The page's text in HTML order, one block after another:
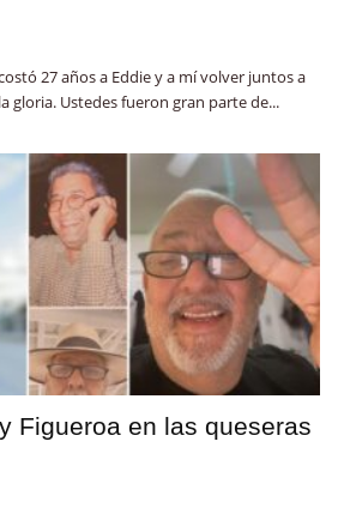
costó 27 años a Eddie y a mí volver juntos a
gloria. Ustedes fueron gran parte de...
Figueroa en las queseras